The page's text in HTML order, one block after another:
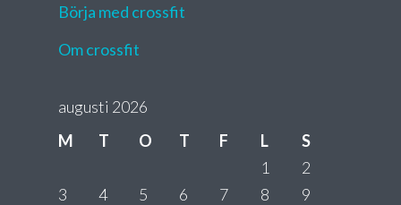
Börja med crossfit
Om crossfit
augusti 2026
M
T O T F L
S
1
2
3
4 5 6 7 8
9